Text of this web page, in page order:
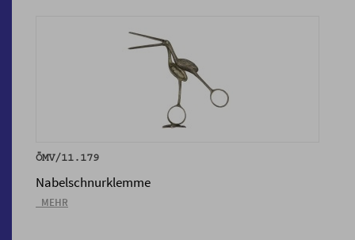
ÖMV/11.179
Nabelschnurklemme
_MEHR